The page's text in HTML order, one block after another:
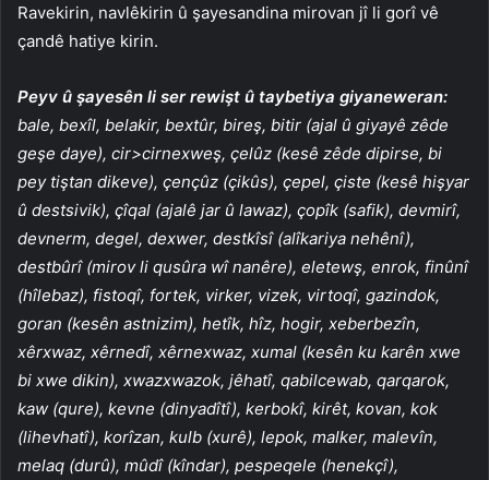
Ravekirin, navlêkirin û şayesandina mirovan jî li gorî vê
çandê hatiye kirin.
Peyv û şayesên li ser rewişt û taybetiya giyaneweran:
bale, bexîl, belakir, bextûr, bireş, bitir (ajal û giyayê zêde
geşe daye), cir>cirnexweş, çelûz (kesê zêde dipirse, bi
pey tiştan dikeve), çençûz (çikûs), çepel, çiste (kesê hişyar
û destsivik), çîqal (ajalê jar û lawaz), çopîk (safik), devmirî,
devnerm, degel, dexwer, destkîsî (alîkariya nehênî),
destbûrî (mirov li qusûra wî nanêre), eletewş, enrok, finûnî
(hîlebaz), fistoqî, fortek, virker, vizek, virtoqî, gazindok,
goran (kesên astnizim), hetîk, hîz, hogir, xeberbezîn,
xêrxwaz, xêrnedî, xêrnexwaz, xumal (kesên ku karên xwe
bi xwe dikin), xwazxwazok, jêhatî, qabilcewab, qarqarok,
kaw (qure), kevne (dinyadîtî), kerbokî, kirêt, kovan, kok
(lihevhatî), korîzan, kulb (xurê), lepok, malker, malevîn,
melaq (durû), mûdî (kîndar), pespeqele (henekçî),